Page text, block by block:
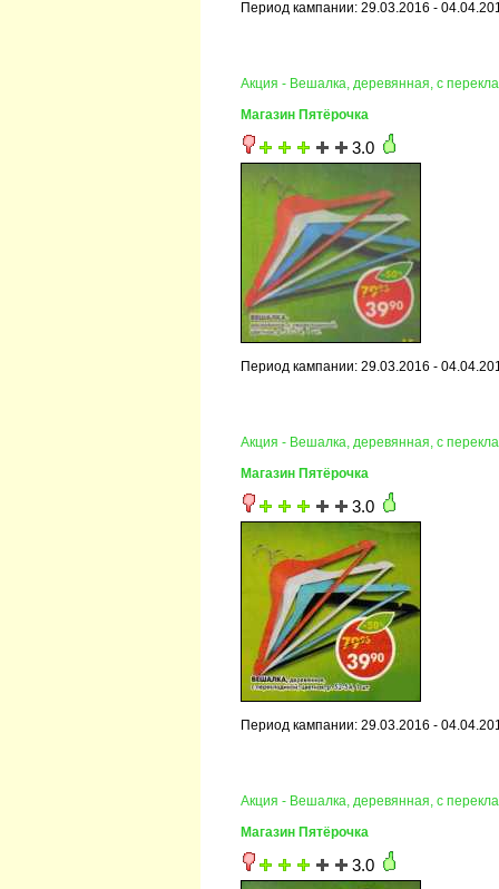
Период кампании: 29.03.2016 -
Акция - Вешалка, деревянная, с
Магазин Пятёрочка
3.0
Период кампании: 29.03.2016 -
Акция - Вешалка, деревянная, с
Магазин Пятёрочка
3.0
Период кампании: 29.03.2016 -
Акция - Вешалка, деревянная, с
Магазин Пятёрочка
3.0